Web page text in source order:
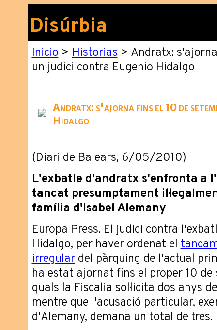
Disúrbia
Inicio>Historias> Andratx:
un judici contra Eugenio Hidalgo
Andratx: s'ajorna fins el 10 de
Hidalgo
(Diari de Balears, 6/05/2010)
L'exbatle d'andratx s'enfronta a
tancat presumptament
família d'Isabel Alemany
Europa Press. El judici contra
Hidalgo, per haver ordenat el
irregulardel pàrquing de l'actual
ha estat ajornat fins el proper 10 de
quals la Fiscalia sol·licita dos anys
mentre que l'acusació particular,
d'Alemany, demana un total de tres.